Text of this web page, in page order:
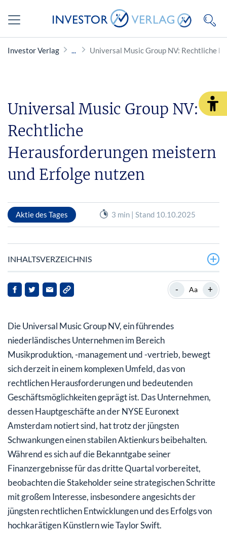
Investor Verlag Universal Music Group NV: Rechtliche
Universal Music Group NV:
Rechtliche
Herausforderungen meistern
und Erfolge nutzen
Aktie des Tages 3 min | Stand 10.10.2025
INHALTSVERZEICHNIS
Vor welchen rechtlichen Herausforderungen steht die
Universal Music Group?
Welche strategischen Schritte unternimmt die
Universal Music Group?
Wie sieht die Zukunft für die Universal Music Group
aus?
- Aa +
Die Universal Music Group NV, ein führendes
niederländisches Unternehmen im Bereich
Musikproduktion, -management und -vertrieb, bewegt
sich derzeit in einem komplexen Umfeld, das von
rechtlichen Herausforderungen und bedeutenden
Geschäftsmöglichkeiten geprägt ist. Das Unternehmen,
dessen Hauptgeschäfte an der NYSE Euronext
Amsterdam notiert sind, hat trotz der jüngsten
Schwankungen einen stabilen Aktienkurs beibehalten.
Während es sich auf die Bekanntgabe seiner
Finanzergebnisse für das dritte Quartal vorbereitet,
beobachten die Stakeholder seine strategischen Schritte
mit großem Interesse, insbesondere angesichts der
jüngsten rechtlichen Entwicklungen und des Erfolgs von
hochkarätigen Künstlern wie Taylor Swift.